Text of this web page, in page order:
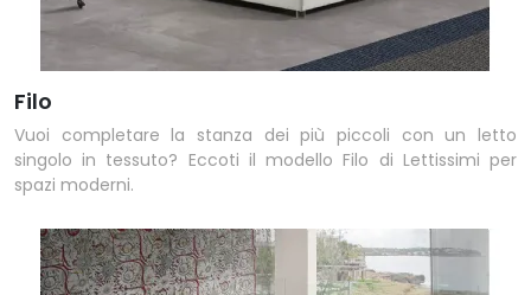
Filo
Vuoi completare la stanza dei più piccoli con un letto
singolo in tessuto? Eccoti il modello Filo di Lettissimi per
spazi moderni.